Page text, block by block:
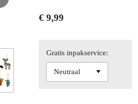
€ 9,99
Gratis inpakservice: